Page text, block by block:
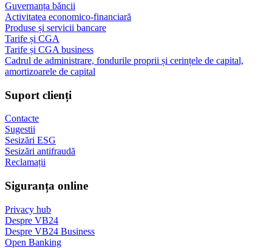
Guvernanța băncii
Activitatea economico-financiară
Produse și servicii bancare
Tarife și CGA
Tarife și CGA business
Cadrul de administrare, fondurile proprii și cerințele de capital,
amortizoarele de capital
Suport clienți
Contacte
Sugestii
Sesizări ESG
Sesizări antifraudă
Reclamații
Siguranța online
Privacy hub
Despre VB24
Despre VB24 Business
Open Banking